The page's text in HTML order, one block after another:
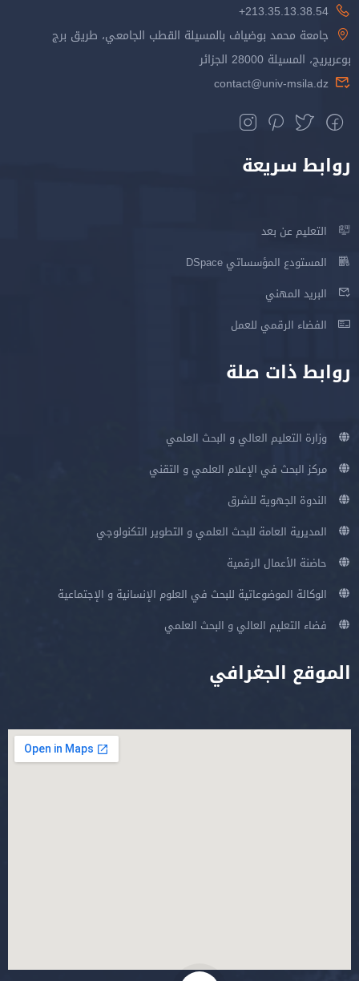
213.35.13.38.54+
جامعة محمد بوضياف بالمسيلة القطب الجامعي، طريق برج
بوعريريج، المسيلة 28000 الجزائر
contact@univ-msila.dz
روابط سريعة
التعليم عن بعد
المستودع المؤسساتي DSpace
البريد المهني
الفضاء الرقمي للعمل
روابط ذات صلة
وزارة التعليم العالي و البحث العلمي
مركز البحث في الإعلام العلمي و التقني
الندوة الجهوية للشرق
المديرية العامة للبحث العلمي و التطوير التكنولوجي
حاضنة الأعمال الرقمية
الوكالة الموضوعاتية للبحث في العلوم الإنسانية و الإجتماعية
فضاء التعليم العالي و البحث العلمي
الموقع الجغرافي